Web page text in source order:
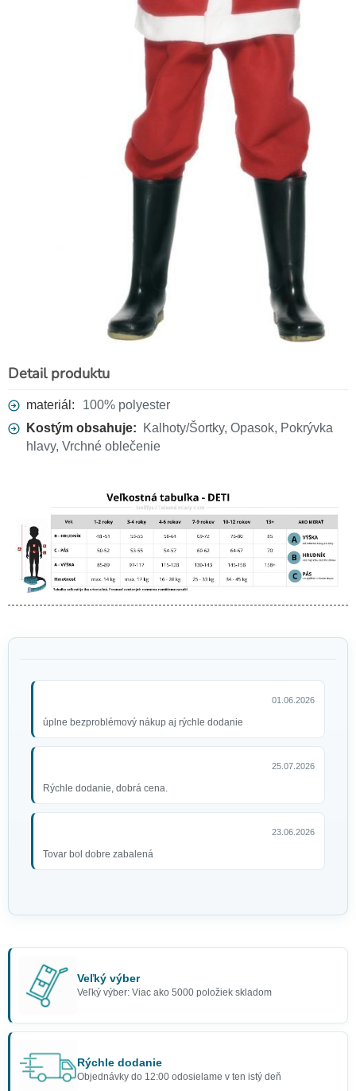
Detail produktu
materiál:
100% polyester
Kostým obsahuje:
Kalhoty/Šortky, Opasok, Pokrývka
hlavy, Vrchné oblečenie
01.06.2026
úplne bezproblémový nákup aj rýchle dodanie
25.07.2026
Rýchle dodanie, dobrá cena.
23.06.2026
Tovar bol dobre zabalená
Veľký výber
Veľký výber: Viac ako 5000 položiek skladom
Rýchle dodanie
Objednávky do 12:00 odosielame v ten istý deň